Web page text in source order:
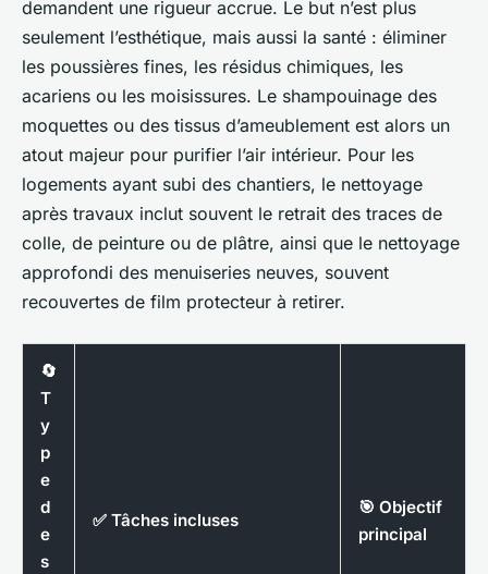
demandent une rigueur accrue. Le but n’est plus
seulement l’esthétique, mais aussi la santé : éliminer
les poussières fines, les résidus chimiques, les
acariens ou les moisissures. Le shampouinage des
moquettes ou des tissus d’ameublement est alors un
atout majeur pour purifier l’air intérieur. Pour les
logements ayant subi des chantiers, le nettoyage
après travaux inclut souvent le retrait des traces de
colle, de peinture ou de plâtre, ainsi que le nettoyage
approfondi des menuiseries neuves, souvent
recouvertes de film protecteur à retirer.
🔄
T
y
p
e
d
e
s
✅ Tâches incluses
🎯 Objectif
principal